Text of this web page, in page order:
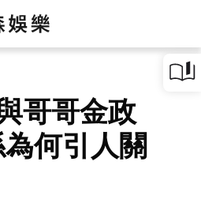
哥哥金政
何引人關